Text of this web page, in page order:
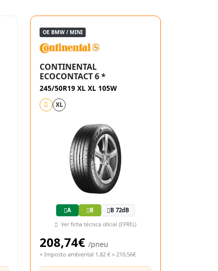
OE BMW / MINI
CONTINENTAL
ECOCONTACT 6 *
245/50R19 XL XL 105W
XL
A B B 72dB
Ver ficha técnica oficial (EPREL)
208,74€ /pneu
+ Imposto ambiental 1,82 € = 210,56€